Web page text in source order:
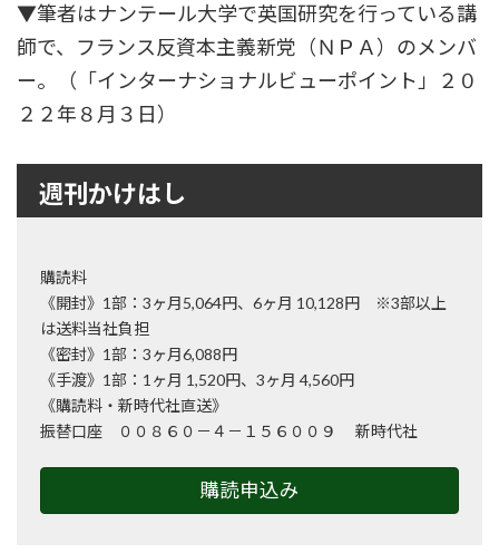
▼筆者はナンテール大学で英国研究を行っている講
師で、フランス反資本主義新党（ＮＰＡ）のメンバ
ー。（「インターナショナルビューポイント」２０
２２年８月３日）
週刊かけはし
購読料
《開封》1部：3ヶ月5,064円、6ヶ月 10,128円 ※3部以上
は送料当社負担
《密封》1部：3ヶ月6,088円
《手渡》1部：1ヶ月 1,520円、3ヶ月 4,560円
《購読料・新時代社直送》
振替口座 ００８６０－４－１５６００９ 新時代社
購読申込み